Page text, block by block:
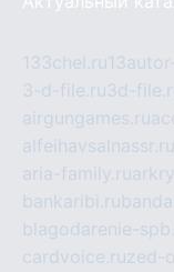
133chel.ru
3-d-file.ru3d-
airgungames.ru
alfeihavsalnassr.ru
aria-family.ru
bankaribi.ru
blagodarenie-
cardvoice.ruzed-